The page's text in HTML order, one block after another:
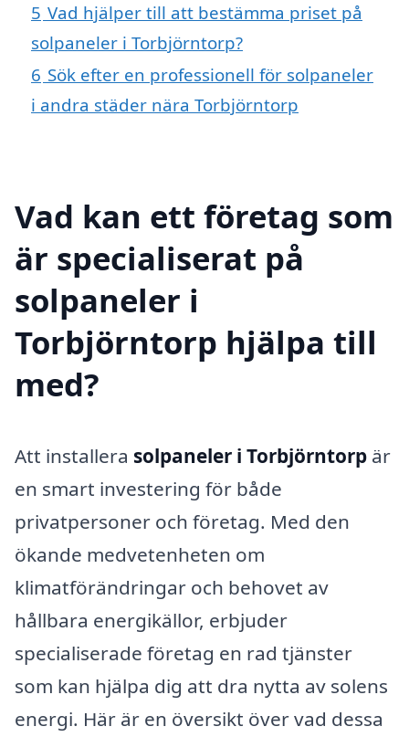
5 Vad hjälper till att bestämma priset på
solpaneler i Torbjörntorp?
6 Sök efter en professionell för solpaneler
i andra städer nära Torbjörntorp
Vad kan ett företag som
är specialiserat på
solpaneler i
Torbjörntorp hjälpa till
med?
Att installera solpaneler i Torbjörntorp är
en smart investering för både
privatpersoner och företag. Med den
ökande medvetenheten om
klimatförändringar och behovet av
hållbara energikällor, erbjuder
specialiserade företag en rad tjänster
som kan hjälpa dig att dra nytta av solens
energi. Här är en översikt över vad dessa